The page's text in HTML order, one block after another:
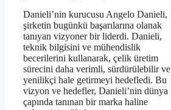
Danieli’nin kurucusu Angelo Danieli,
şirketin bugünkü başarılarına olanak
tanıyan vizyoner bir liderdi. Danieli,
teknik bilgisini ve mühendislik
becerilerini kullanarak, çelik üretim
sürecini daha verimli, sürdürülebilir ve
yenilikçi hale getirmeyi hedefledi. Bu
vizyon ve hedefler, Danieli’nin dünya
çapında tanınan bir marka haline